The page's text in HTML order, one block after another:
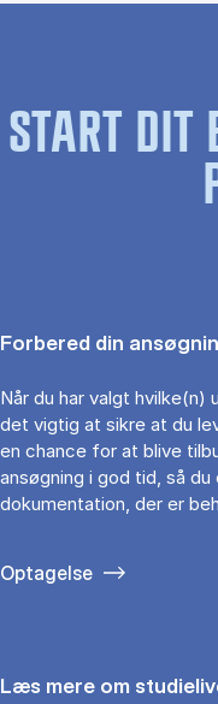
START DIT
Forbered din
Når du har valgt hvilke(n)
det vigtig at sikre at du
en chance for at blive
ansøgning i god tid, så du
dokumentation, der er
Optagelse
Læs mere om